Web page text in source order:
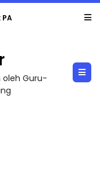
oleh Guru-